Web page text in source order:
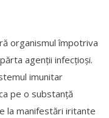
organismul împotriva
agenții infecțioși.
imunitar
pe o substanță
la manifestări iritante